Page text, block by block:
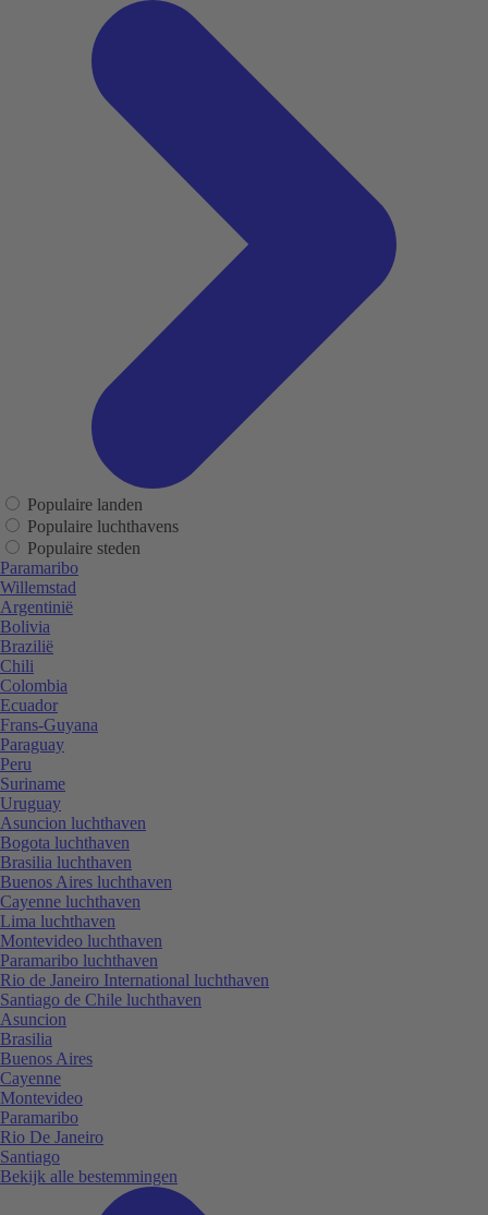
Populaire landen
Populaire luchthavens
Populaire steden
Paramaribo
Willemstad
Argentinië
Bolivia
Brazilië
Chili
Colombia
Ecuador
Frans-Guyana
Paraguay
Peru
Suriname
Uruguay
Asuncion luchthaven
Bogota luchthaven
Brasilia luchthaven
Buenos Aires luchthaven
Cayenne luchthaven
Lima luchthaven
Montevideo luchthaven
Paramaribo luchthaven
Rio de Janeiro International luchthaven
Santiago de Chile luchthaven
Asuncion
Brasilia
Buenos Aires
Cayenne
Montevideo
Paramaribo
Rio De Janeiro
Santiago
Bekijk alle bestemmingen